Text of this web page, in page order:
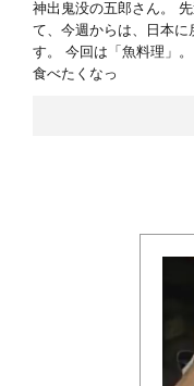
神出鬼没の五郎さん。
て、今週からは、日本に
す。 今回は「魚料理」
食べたくなっ